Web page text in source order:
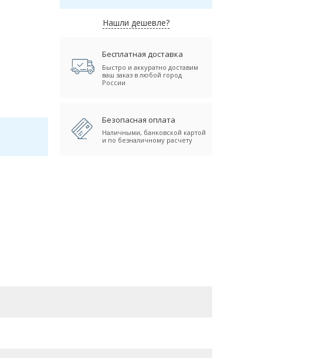
Нашли дешевле?
Бесплатная доставка
Быстро и аккуратно доставим
ваш заказ в любой город
России
Безопасная оплата
Наличными, банковской картой
и по безналичному расчету